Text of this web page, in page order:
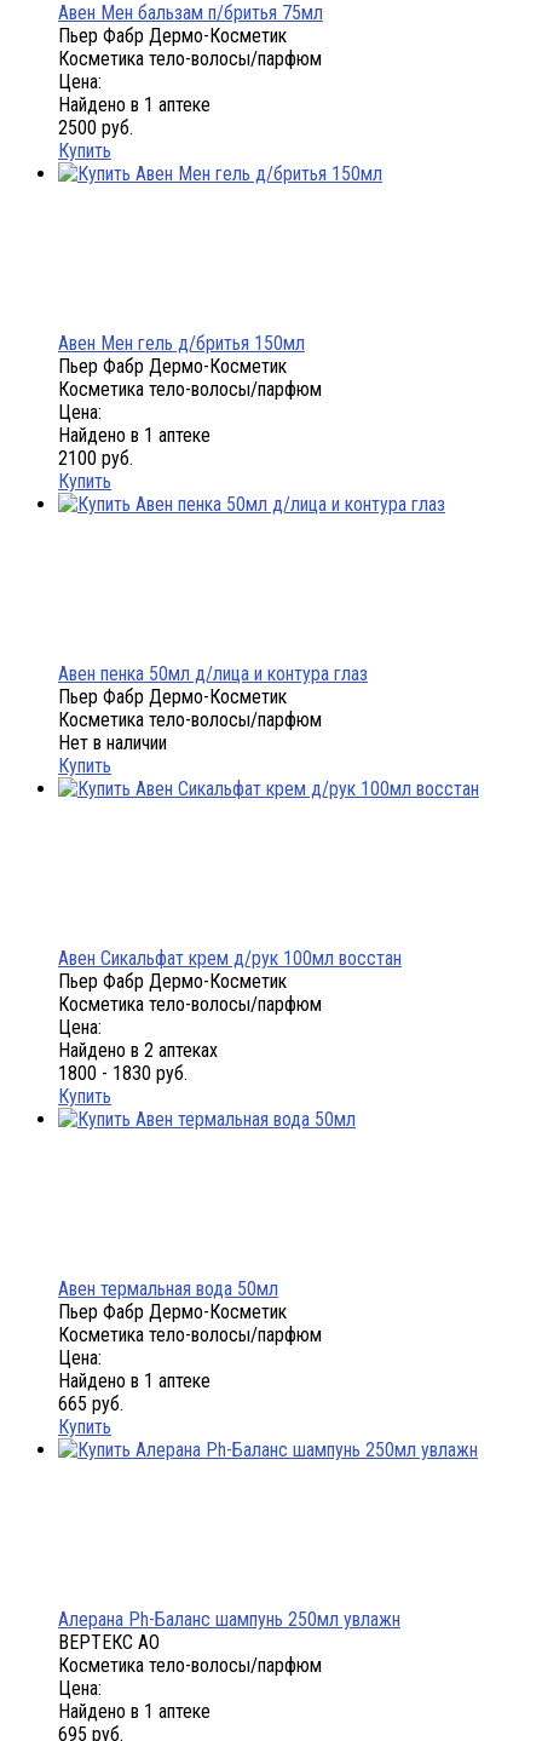
Авен Мен бальзам п/бритья 75мл
Пьер Фабр Дермо-Косметик
Косметика тело-волосы/парфюм
Цена:
Найдено в 1 аптеке
2500 руб.
Купить
Авен Мен гель д/бритья 150мл
Пьер Фабр Дермо-Косметик
Косметика тело-волосы/парфюм
Цена:
Найдено в 1 аптеке
2100 руб.
Купить
Авен пенка 50мл д/лица и контура глаз
Пьер Фабр Дермо-Косметик
Косметика тело-волосы/парфюм
Нет в наличии
Купить
Авен Сикальфат крем д/рук 100мл восстан
Пьер Фабр Дермо-Косметик
Косметика тело-волосы/парфюм
Цена:
Найдено в 2 аптеках
1800 - 1830 руб.
Купить
Авен термальная вода 50мл
Пьер Фабр Дермо-Косметик
Косметика тело-волосы/парфюм
Цена:
Найдено в 1 аптеке
665 руб.
Купить
Алерана Ph-Баланс шампунь 250мл увлажн
ВЕРТЕКС АО
Косметика тело-волосы/парфюм
Цена:
Найдено в 1 аптеке
695 руб.